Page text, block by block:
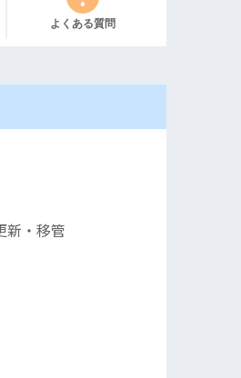
よくある質問
新・移管